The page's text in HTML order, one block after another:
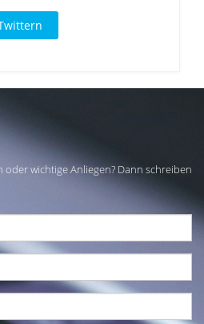
oder wichtige Anliegen? Dann schreiben